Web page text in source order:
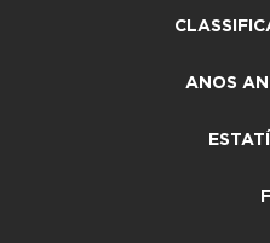
ANOS